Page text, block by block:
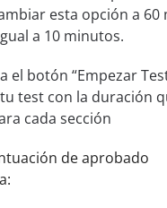
esta opción a 60
a 10 minutos.
el botón “Empezar
test con la duración
cada sección
de aprobado